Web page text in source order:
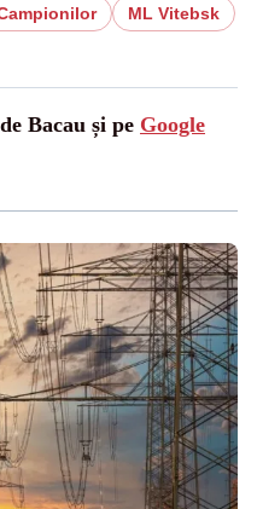
ML Vitebsk
Bacau și pe Google